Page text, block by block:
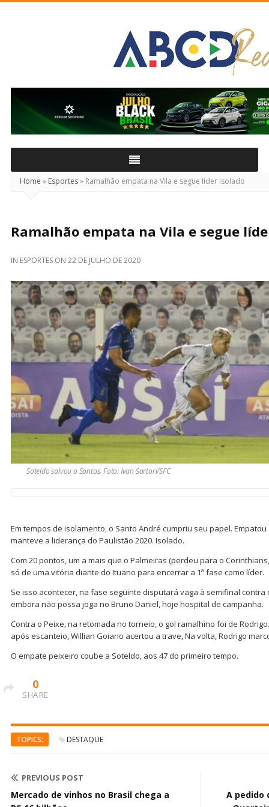
Real
Home » Esportes» Ramalhão empata na Vila e segue líder isolado
Ramalhão empata na Vila e segue
IN ESPORTES ON 22 DE JULHO DE 2020
Soteldo salvou o Santos. Foto: Ivan Sartori/SFC
Em tempos de isolamento, o Santo André cumpriu seu papel. Empatou
manteve a liderança do Paulistão 2020. Isolado.
Com 20 pontos, um a mais que o Palmeiras (perdeu para o
só de uma vitória diante do Ituano para encerrar a 1ª fase como líder.
Se isso acontecer, na fase seguinte disputará vaga à semifinal contra
embora não possa joga no Bruno Daniel, hoje hospital de campanha.
Contra o Peixe, na retomada no torneio, o gol ramalhino foi de
após escanteio, Willian Goiano acertou a trave, Na volta, Rodrigo
O empate peixeiro coube a Soteldo, aos 47 do primeiro tempo.
0
SHARE
TOPICS: DESTAQUE
PREVIOUS POST
Mercado de vinhos no Brasil chega a
A pedido